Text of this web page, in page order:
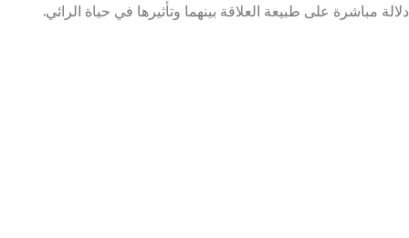
دلالة مباشرة على طبيعة العلاقة بينهما وتأثيرها في حياة الرائي.